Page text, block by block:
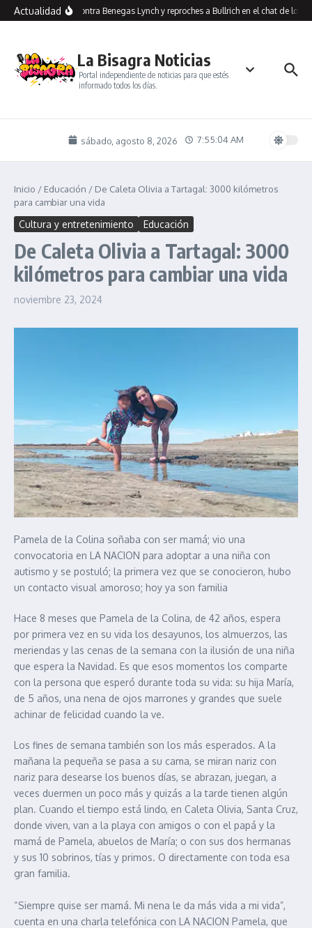
Saltar al contenido
ActualidadInsultos contra Benegas Lynch y reproches a Bullrich en el chat de los
La Bisagra Noticias
Portal independiente de noticias para que estés
informado todos los días.
sábado, agosto 8, 2026 7:55:04 AM
Inicio / Educación / De Caleta Olivia a Tartagal: 3000 kilómetros
para cambiar una vida
Cultura y entretenimiento Educación
De Caleta Olivia a Tartagal: 3000
kilómetros para cambiar una vida
noviembre 23, 2024
Pamela de la Colina soñaba con ser mamá; vio una
convocatoria en LA NACION para adoptar a una niña con
autismo y se postuló; la primera vez que se conocieron, hubo
un contacto visual amoroso; hoy ya son familia
Hace 8 meses que Pamela de la Colina, de 42 años, espera
por primera vez en su vida los desayunos, los almuerzos, las
meriendas y las cenas de la semana con la ilusión de una niña
que espera la Navidad. Es que esos momentos los comparte
con la persona que esperó durante toda su vida: su hija María,
de 5 años, una nena de ojos marrones y grandes que suele
achinar de felicidad cuando la ve.
Los fines de semana también son los más esperados. A la
mañana la pequeña se pasa a su cama, se miran nariz con
nariz para desearse los buenos días, se abrazan, juegan, a
veces duermen un poco más y quizás a la tarde tienen algún
plan. Cuando el tiempo está lindo, en Caleta Olivia, Santa Cruz,
donde viven, van a la playa con amigos o con el papá y la
mamá de Pamela, abuelos de María; o con sus dos hermanas
y sus 10 sobrinos, tías y primos. O directamente con toda esa
gran familia.
“Siempre quise ser mamá. Mi nena le da más vida a mi vida”,
cuenta en una charla telefónica con LA NACION Pamela, que